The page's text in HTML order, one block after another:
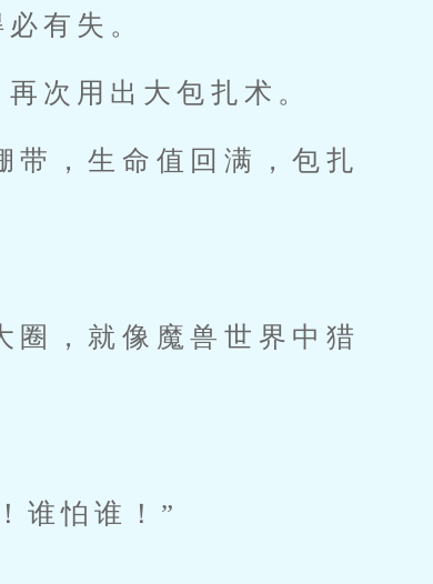
有失。
次用出大包扎术。
带，生命值回满，包扎
圈，就像魔兽世界中猎
谁怕谁！”